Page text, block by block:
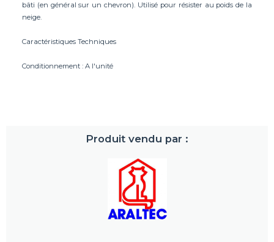
bâti (en général sur un chevron). Utilisé pour résister au poids de la
neige.
Caractéristiques Techniques
Conditionnement : A l'unité
Produit vendu par :